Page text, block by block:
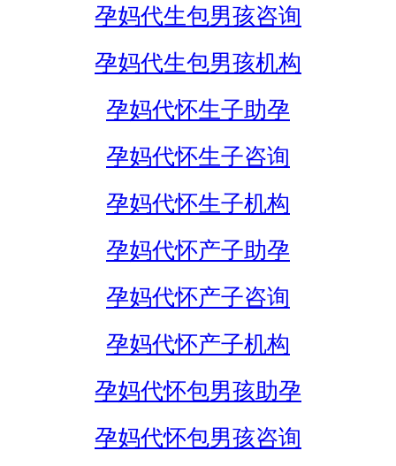
孕妈代生包男孩咨询
孕妈代生包男孩机构
孕妈代怀生子助孕
孕妈代怀生子咨询
孕妈代怀生子机构
孕妈代怀产子助孕
孕妈代怀产子咨询
孕妈代怀产子机构
孕妈代怀包男孩助孕
孕妈代怀包男孩咨询